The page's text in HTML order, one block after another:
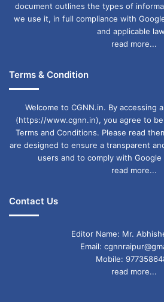
document outlines the types of
we use it, in full compliance with
and applicable
read more...
Terms & Condition
Welcome to CGNN.in. By accessing
(https://www.cgnn.in), you agree to
Terms and Conditions. Please read
are designed to ensure a transparent
users and to comply with Google
read more...
Contact Us
Editor Name: Mr.
Email:
Mobile:
read more...